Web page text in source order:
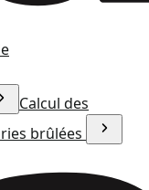
Calcul des
brûlées